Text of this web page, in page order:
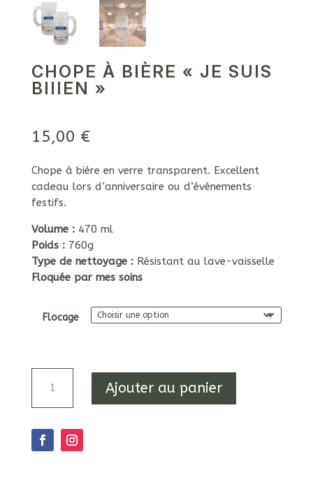
CHOPE À BIÈRE « JE SUIS
BIIIEN »
15,00 €
Chope à bière en verre transparent. Excellent
cadeau lors d’anniversaire ou d’évènements
festifs.
Volume : 470 ml
Poids : 760g
Type de nettoyage : Résistant au lave-vaisselle
Floquée par mes soins
Flocage
Chope
bière
"Je
Ajouter au panier